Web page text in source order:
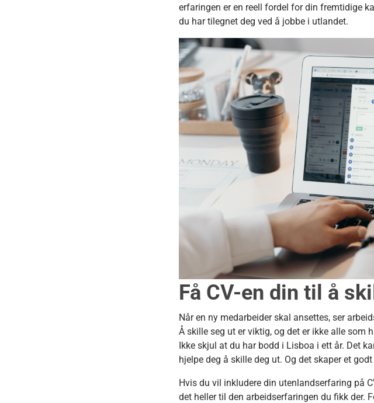
erfaringen er en reell fordel for din fremtidige
du har tilegnet deg ved å jobbe i utlandet.
Få CV-en din til å
Når en ny medarbeider skal ansettes, ser
Å skille seg ut er viktig, og det er ikke alle som
Ikke skjul at du har bodd i Lisboa i ett år. Det
hjelpe deg å skille deg ut. Og det skaper et
Hvis du vil inkludere din utenlandserfaring på
det heller til den arbeidserfaringen du fikk der.